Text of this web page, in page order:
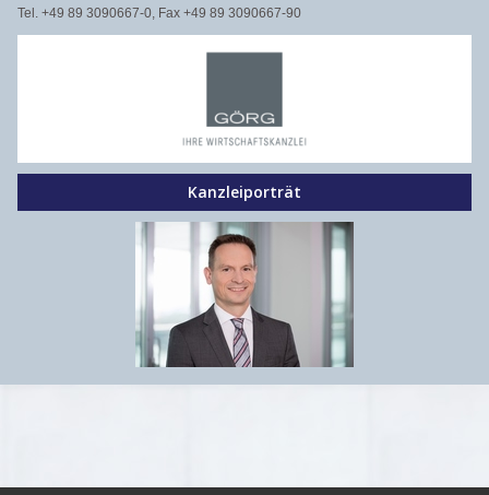
Tel. +49 89 3090667-0, Fax +49 89 3090667-90
Kanzleiporträt